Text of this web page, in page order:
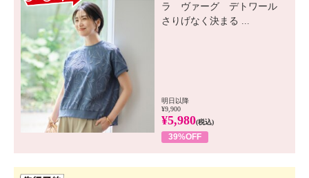
ラ ヴァーグ デトワール
さりげなく決まる ...
明日以降
¥9,900
¥5,980(税込)
39%OFF